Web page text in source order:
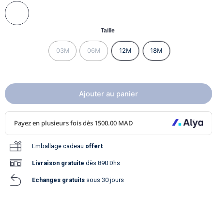
Taille
03M 06M 12M 18M
Ajouter au panier
Emballage cadeau offert
Livraison gratuite dès 890 Dhs
Echanges gratuits sous 30 jours